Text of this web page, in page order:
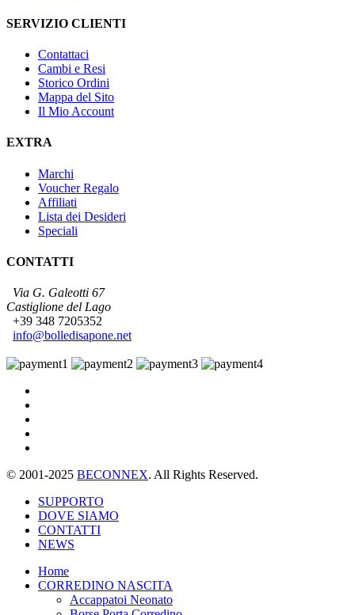
SERVIZIO CLIENTI
Contattaci
Cambi e Resi
Storico Ordini
Mappa del Sito
Il Mio Account
EXTRA
Marchi
Voucher Regalo
Affiliati
Lista dei Desideri
Speciali
CONTATTI
Via G. Galeotti 67
Castiglione del Lago
+39 348 7205352
info@bolledisapone.net
© 2001-2025 BECONNEX. All Rights Reserved.
SUPPORTO
DOVE SIAMO
CONTATTI
NEWS
Home
CORREDINO NASCITA
Accappatoi Neonato